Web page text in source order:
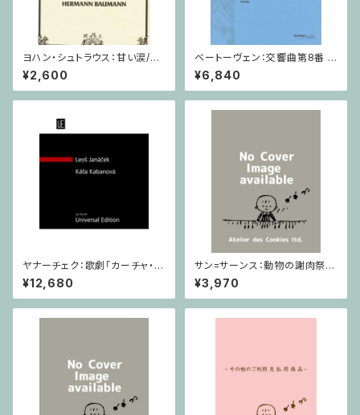
ヨハン・シュトラウス：甘い涙/ホ
ルン・ピアノ
¥2,600
ベートーヴェン：交響曲第8番 /
フルスコア
¥6,840
ヤナーチェク：歌劇「カーチャ・カ
ヴァノヴァー」 / フルスコア
¥12,680
サン=サーンス：動物の謝肉祭 D
urand / ミニチュアスコア
¥3,970